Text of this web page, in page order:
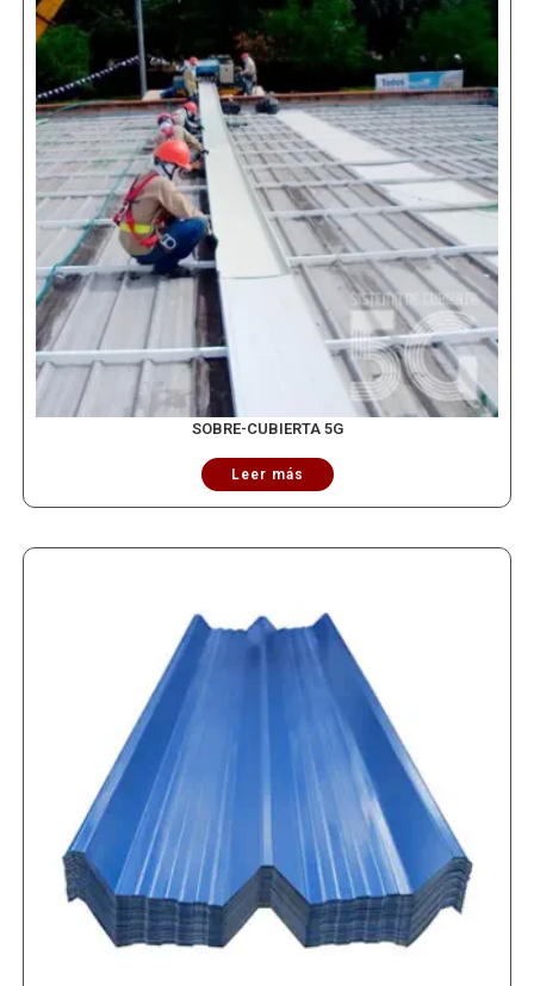
SOBRE-CUBIERTA 5G
Leer más